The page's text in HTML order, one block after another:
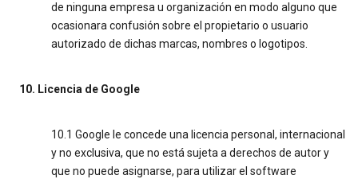
de ninguna empresa u organización en modo alguno que
ocasionara confusión sobre el propietario o usuario
autorizado de dichas marcas, nombres o logotipos.
10. Licencia de Google
10.1 Google le concede una licencia personal, internacional
y no exclusiva, que no está sujeta a derechos de autor y
que no puede asignarse, para utilizar el software